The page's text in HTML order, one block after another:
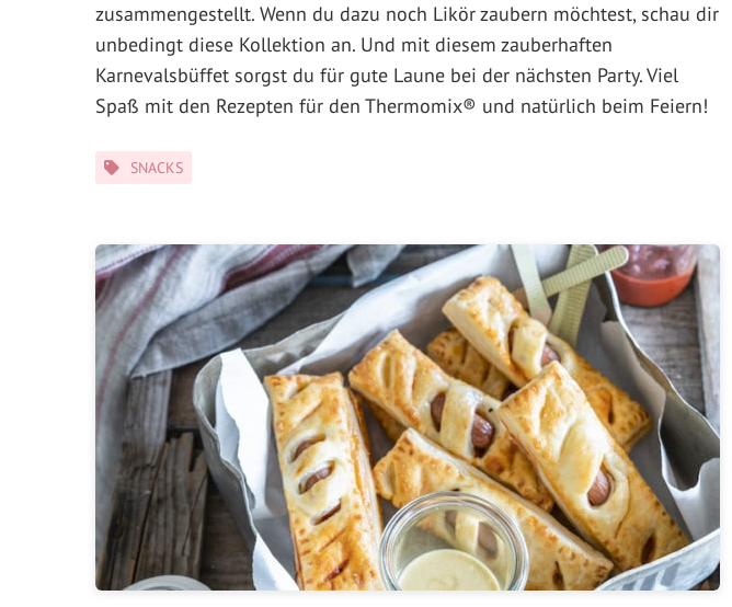
zusammengestellt. Wenn du dazu noch Likör zaubern möchtest, schau dir
unbedingt diese Kollektion an. Und mit diesem zauberhaften
Karnevalsbüffet sorgst du für gute Laune bei der nächsten Party. Viel
Spaß mit den Rezepten für den Thermomix® und natürlich beim Feiern!
Kategorien
SNACKS